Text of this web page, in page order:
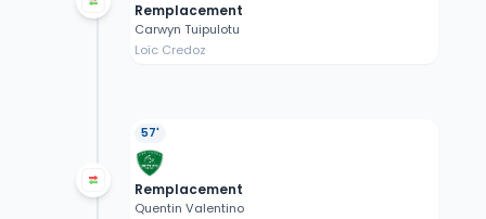
Remplacement
Carwyn Tuipulotu
Loïc Credoz
57'
Remplacement
Quentin Valentino